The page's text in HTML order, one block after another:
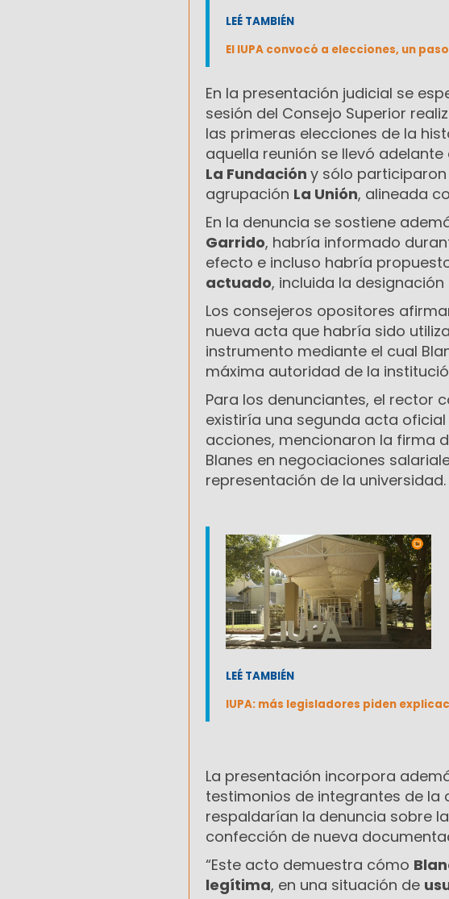
LEÉ TAMBIÉN
El IUPA convocó a elecciones, un
En la presentación judicial se
sesión del Consejo Superior
las primeras elecciones de la
aquella reunión se llevó
La Fundación y sólo
agrupación La Unión, alineada
En la denuncia se sostiene
Garrido, habría informado
efecto e incluso habría
actuado, incluida la
Los consejeros opositores
nueva acta que habría sido
instrumento mediante el cual
máxima autoridad de la
Para los denunciantes, el rector
existiría una segunda acta
acciones, mencionaron la firma
Blanes en negociaciones
representación de la universidad.
LEÉ TAMBIÉN
IUPA: más legisladores piden
La presentación incorpora
testimonios de integrantes de la
respaldarían la denuncia sobre
confección de nueva
“Este acto demuestra cómo
legítima, en una situación de